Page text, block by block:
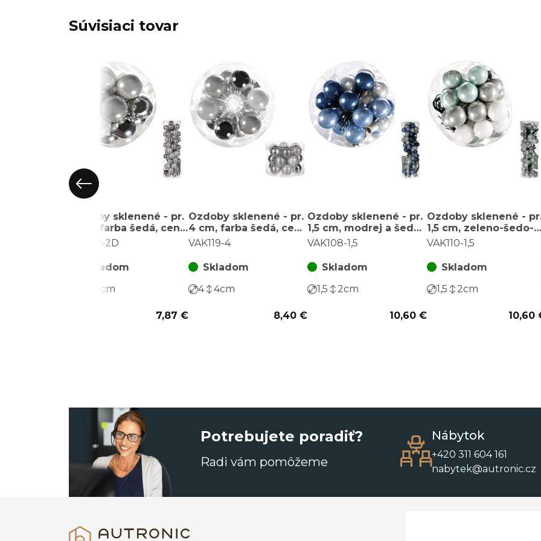
Súvisiaci tovar
Ozdoby sklenené - pr.
2 cm, farba šedá, cena
za balenie (48 ks)
VAK119-2D
Skladom
cm
7,87 €
Ozdoby sklenené - pr.
4 cm, farba šedá, cena
za balenie (18 ks)
VAK119-4
Skladom
4
4cm
8,40 €
Ozdoby sklenené - pr.
1,5 cm, modrej a šedej,
cena za balenie (72
VAK108-1,5
Skladom
1,5
2cm
10,60 €
Ozdoby sklenené -
1,5 cm, zeleno-šedo-
biele, cena za balenie
VAK110-1,5
Skladom
1,5
2cm
10,60
Potrebujete poradiť?
Radi vám pomôžeme
Nábytok
+420 311 604 161
nabytek@autronic.cz